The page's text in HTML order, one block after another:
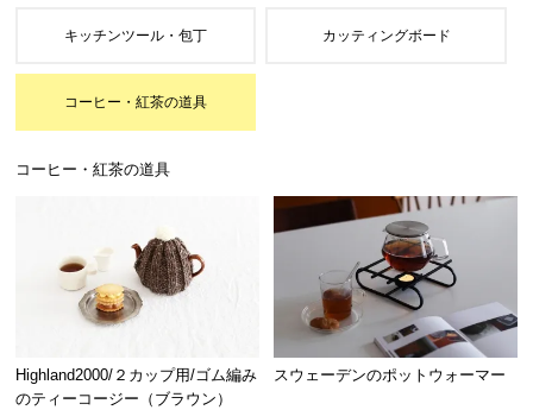
コーヒー・紅茶の道具
Highland2000/２カップ用/ゴム編み
のティーコージー（ブラウン）
スウェーデンのポットウォーマー